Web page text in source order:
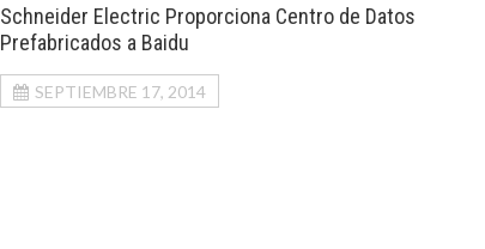
Schneider Electric Proporciona Centro de Datos
Prefabricados a Baidu
SEPTIEMBRE 17, 2014